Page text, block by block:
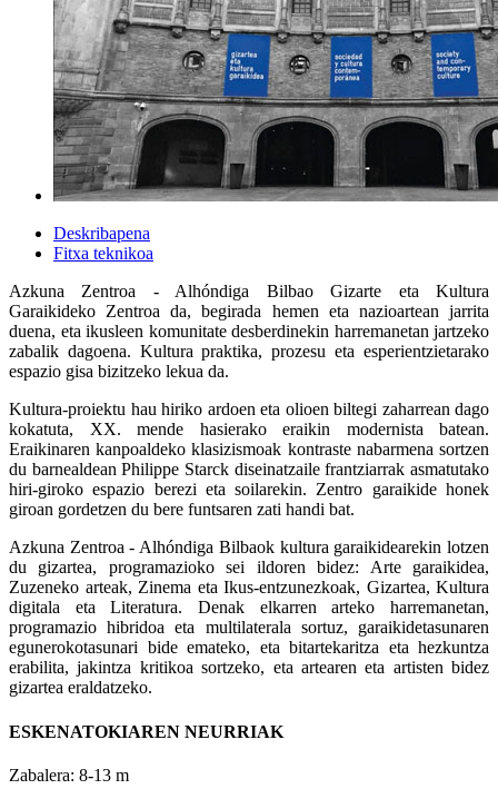
Deskribapena
Fitxa teknikoa
Azkuna Zentroa - Alhóndiga Bilbao Gizarte eta Kultura
Garaikideko Zentroa da, begirada hemen eta nazioartean jarrita
duena, eta ikusleen komunitate desberdinekin harremanetan jartzeko
zabalik dagoena. Kultura praktika, prozesu eta esperientzietarako
espazio gisa bizitzeko lekua da.
Kultura-proiektu hau hiriko ardoen eta olioen biltegi zaharrean dago
kokatuta, XX. mende hasierako eraikin modernista batean.
Eraikinaren kanpoaldeko klasizismoak kontraste nabarmena sortzen
du barnealdean Philippe Starck diseinatzaile frantziarrak asmatutako
hiri-giroko espazio berezi eta soilarekin. Zentro garaikide honek
giroan gordetzen du bere funtsaren zati handi bat.
Azkuna Zentroa - Alhóndiga Bilbaok kultura garaikidearekin lotzen
du gizartea, programazioko sei ildoren bidez: Arte garaikidea,
Zuzeneko arteak, Zinema eta Ikus-entzunezkoak, Gizartea, Kultura
digitala eta Literatura. Denak elkarren arteko harremanetan,
programazio hibridoa eta multilaterala sortuz, garaikidetasunaren
egunerokotasunari bide emateko, eta bitartekaritza eta hezkuntza
erabilita, jakintza kritikoa sortzeko, eta artearen eta artisten bidez
gizartea eraldatzeko.
ESKENATOKIAREN NEURRIAK
Zabalera: 8-13 m